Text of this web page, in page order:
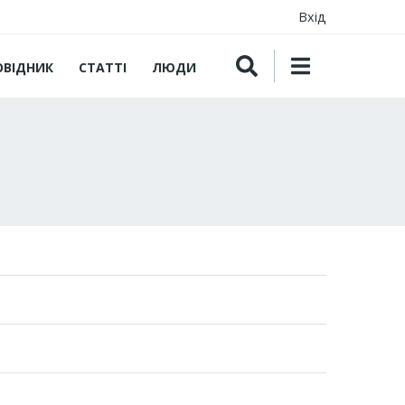
Вхід
СТАТТІ ЛЮДИ